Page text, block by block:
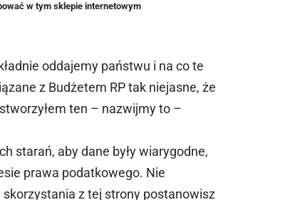
w tym sklepie internetowym
oddajemy państwu i na co te
z Budżetem RP tak niejasne, że
ten – nazwijmy to –
starań, aby dane były wiarygodne,
prawa podatkowego. Nie
z tej strony postanowisz